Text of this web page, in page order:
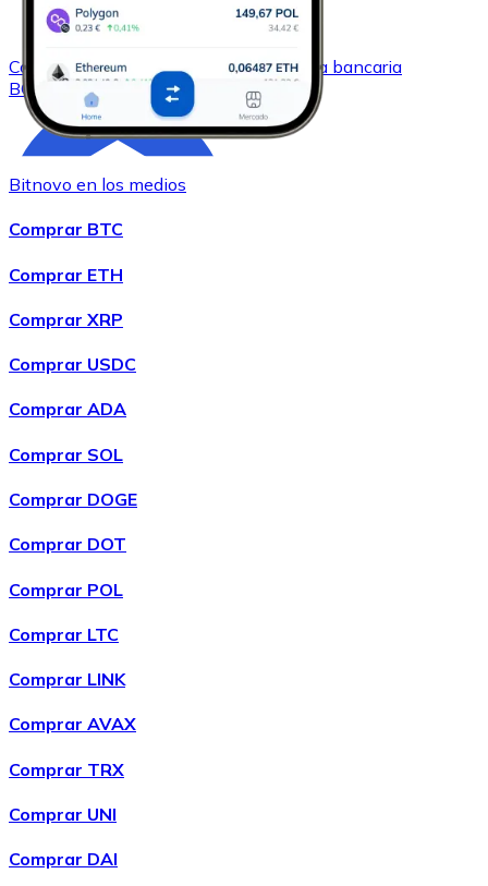
ComprarBitcoin Cashcon transferencia bancaria
BCH
ComprarChainlink
LINK
ComprarWrapped Bitcoin
ComprarAvalanche
Bitnovo en los medios
Comprar BTC
Comprar ETH
Comprar XRP
Comprar USDC
Comprar ADA
Comprar SOL
Comprar DOGE
Comprar DOT
Comprar POL
Comprar LTC
Comprar LINK
Comprar AVAX
Comprar TRX
Comprar UNI
Comprar DAI